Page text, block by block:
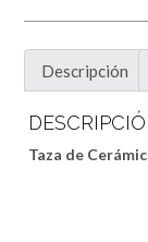
Descripción
Taza de